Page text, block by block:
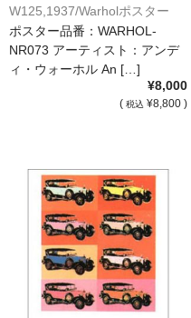
W125,1937/Warholポスター
[NR073]
ポスター品番：WARHOL-
NR073 アーティスト：アンデ
ィ・ウォーホル An […]
¥8,000
( 税込 ¥8,800 )